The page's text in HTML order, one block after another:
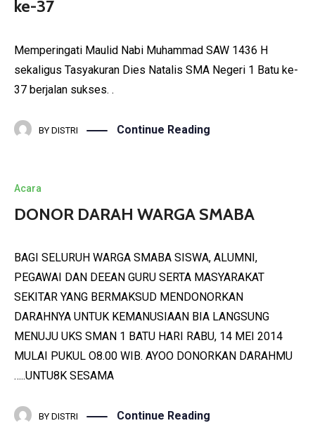
ke-37
Memperingati Maulid Nabi Muhammad SAW 1436 H
sekaligus Tasyakuran Dies Natalis SMA Negeri 1 Batu ke-
37 berjalan sukses. .
BY DISTRI Continue Reading
Acara
DONOR DARAH WARGA SMABA
BAGI SELURUH WARGA SMABA SISWA, ALUMNI,
PEGAWAI DAN DEEAN GURU SERTA MASYARAKAT
SEKITAR YANG BERMAKSUD MENDONORKAN
DARAHNYA UNTUK KEMANUSIAAN BIA LANGSUNG
MENUJU UKS SMAN 1 BATU HARI RABU, 14 MEI 2014
MULAI PUKUL O8.00 WIB. AYOO DONORKAN DARAHMU
…..UNTU8K SESAMA
BY DISTRI Continue Reading